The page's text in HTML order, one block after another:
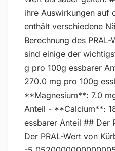
ihre Auswirkungen auf
enthält verschiedene
Berechnung des
sind einige der
g pro 100g essbarer
270.0 mg pro 100g
**Magnesium**: 7.0
Anteil - **Calcium**:
essbarer Anteil ## Der
Der PRAL-Wert von